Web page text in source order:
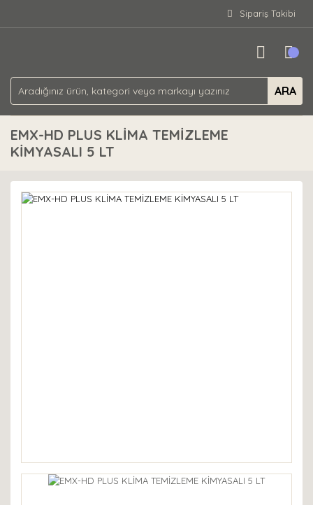
Sipariş Takibi
ARA
EMX-HD PLUS KLİMA TEMİZLEME
KİMYASALI 5 LT